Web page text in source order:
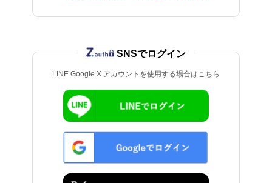
LINE Google X アカウントを使用する場合はこちら
SNSでログイン